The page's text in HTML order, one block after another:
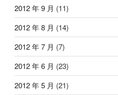
2012 年 9 月 (11)
2012 年 8 月 (14)
2012 年 7 月 (7)
2012 年 6 月 (23)
2012 年 5 月 (21)